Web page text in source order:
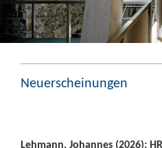
Neuerscheinungen
Lehmann, Johannes (2026):